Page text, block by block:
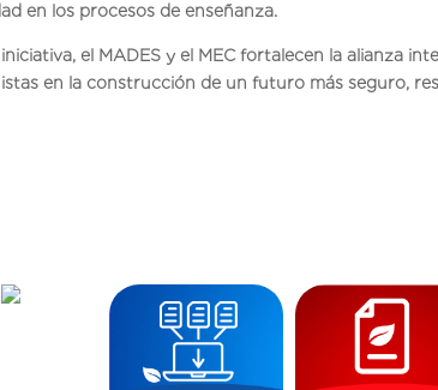
en los procesos de enseñanza.
el MADES y el MEC fortalecen la alianza
en la construcción de un futuro más seguro,